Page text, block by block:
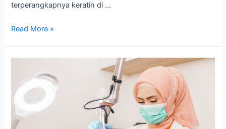
terperangkapnya keratin di …
Read More »